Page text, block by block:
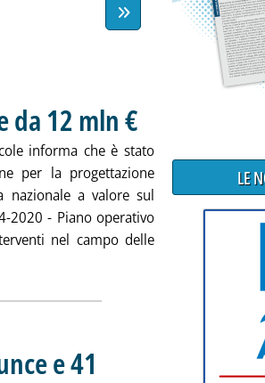
da 12 mln €
informa che è stato
per la progettazione
nazionale a valore sul
2020 - Piano operativo
nel campo delle
la notizia: 'Opere irrigue, bando
e 41
LE